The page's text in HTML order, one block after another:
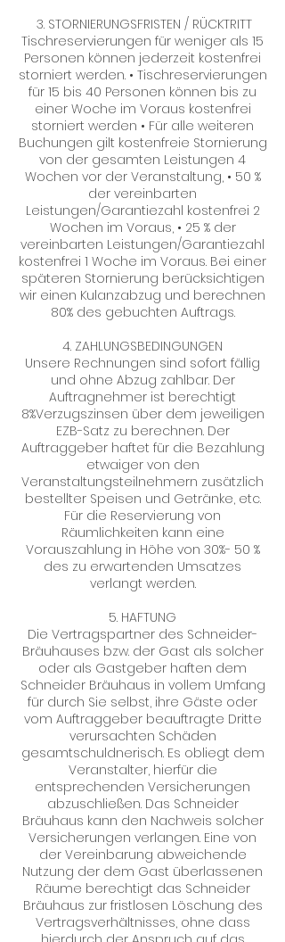
3. STORNIERUNGSFRISTEN / RÜCKTRITT
Tischreservierungen für weniger als 15
Personen können jederzeit kostenfrei
storniert werden. • Tischreservierungen
für 15 bis 40 Personen können bis zu
einer Woche im Voraus kostenfrei
storniert werden • Für alle weiteren
Buchungen gilt kostenfreie Stornierung
von der gesamten Leistungen 4
Wochen vor der Veranstaltung, • 50 %
der vereinbarten
Leistungen/Garantiezahl kostenfrei 2
Wochen im Voraus, • 25 % der
vereinbarten Leistungen/Garantiezahl
kostenfrei 1 Woche im Voraus. Bei einer
späteren Stornierung berücksichtigen
wir einen Kulanzabzug und berechnen
80% des gebuchten Auftrags.
4. ZAHLUNGSBEDINGUNGEN
Unsere Rechnungen sind sofort fällig
und ohne Abzug zahlbar. Der
Auftragnehmer ist berechtigt
8%Verzugszinsen über dem jeweiligen
EZB-Satz zu berechnen. Der
Auftraggeber haftet für die Bezahlung
etwaiger von den
Veranstaltungsteilnehmern zusätzlich
bestellter Speisen und Getränke, etc.
Für die Reservierung von
Räumlichkeiten kann eine
Vorauszahlung in Höhe von 30%- 50 %
des zu erwartenden Umsatzes
verlangt werden.
5. HAFTUNG
Die Vertragspartner des Schneider-
Bräuhauses bzw. der Gast als solcher
oder als Gastgeber haften dem
Schneider Bräuhaus in vollem Umfang
für durch Sie selbst, ihre Gäste oder
vom Auftraggeber beauftragte Dritte
verursachten Schäden
gesamtschuldnerisch. Es obliegt dem
Veranstalter, hierfür die
entsprechenden Versicherungen
abzuschließen. Das Schneider
Bräuhaus kann den Nachweis solcher
Versicherungen verlangen. Eine von
der Vereinbarung abweichende
Nutzung der dem Gast überlassenen
Räume berechtigt das Schneider
Bräuhaus zur fristlosen Löschung des
Vertragsverhältnisses, ohne dass